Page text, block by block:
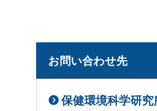
お問い合わせ先
保健環境科学研究